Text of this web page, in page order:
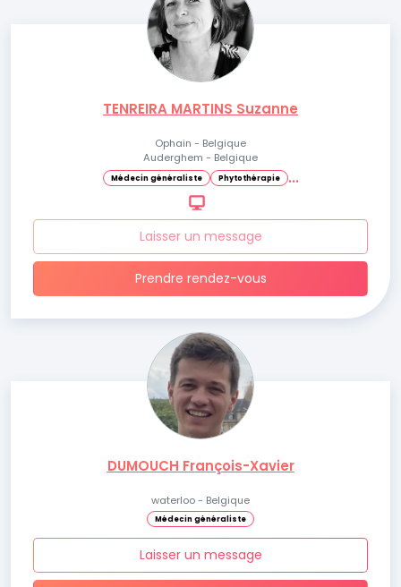
TENREIRA MARTINS Suzanne
Ophain - Belgique
Auderghem - Belgique
Médecin généraliste Phytothérapie ...
Laisser un message
Prendre rendez-vous
DUMOUCH François-Xavier
waterloo - Belgique
Médecin généraliste
Laisser un message